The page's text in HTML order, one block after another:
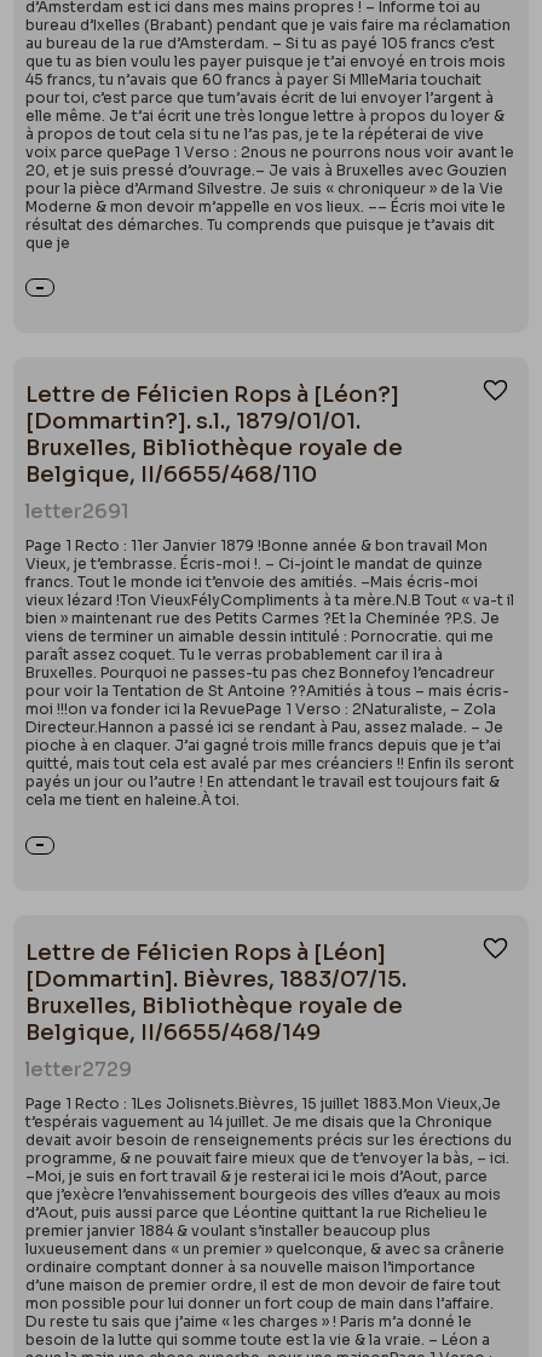
d’Amsterdam est ici dans mes mains propres ! – Informe toi au
bureau d’Ixelles (Brabant) pendant que je vais faire ma réclamation
au bureau de la rue d’Amsterdam. – Si tu as payé 105 francs c’est
que tu as bien voulu les payer puisque je t’ai envoyé en trois mois
45 francs, tu n’avais que 60 francs à payer Si MlleMaria touchait
pour toi, c’est parce que tum’avais écrit de lui envoyer l’argent à
elle même. Je t’ai écrit une très longue lettre à propos du loyer &
à propos de tout cela si tu ne l’as pas, je te la répéterai de vive
voix parce quePage 1 Verso : 2nous ne pourrons nous voir avant le
20, et je suis pressé d’ouvrage.– Je vais à Bruxelles avec Gouzien
pour la pièce d’Armand Silvestre. Je suis « chroniqueur » de la Vie
Moderne & mon devoir m’appelle en vos lieux. –– Écris moi vite le
résultat des démarches. Tu comprends que puisque je t’avais dit
que je
Lettre de Félicien Rops à [Léon?]
[Dommartin?]. s.l., 1879/01/01.
Bruxelles, Bibliothèque royale de
Belgique, II/6655/468/110
letter2691
Page 1 Recto : 11er Janvier 1879 !Bonne année & bon travail Mon
Vieux, je t’embrasse. Écris-moi !. – Ci-joint le mandat de quinze
francs. Tout le monde ici t’envoie des amitiés. –Mais écris-moi
vieux lézard !Ton VieuxFélyCompliments à ta mère.N.B Tout « va-t il
bien » maintenant rue des Petits Carmes ?Et la Cheminée ?P.S. Je
viens de terminer un aimable dessin intitulé : Pornocratie. qui me
paraît assez coquet. Tu le verras probablement car il ira à
Bruxelles. Pourquoi ne passes-tu pas chez Bonnefoy l’encadreur
pour voir la Tentation de St Antoine ??Amitiés à tous – mais écris-
moi !!!on va fonder ici la RevuePage 1 Verso : 2Naturaliste, – Zola
Directeur.Hannon a passé ici se rendant à Pau, assez malade. – Je
pioche à en claquer. J’ai gagné trois mille francs depuis que je t’ai
quitté, mais tout cela est avalé par mes créanciers !! Enfin ils seront
payés un jour ou l’autre ! En attendant le travail est toujours fait &
cela me tient en haleine.À toi.
Lettre de Félicien Rops à [Léon]
[Dommartin]. Bièvres, 1883/07/15.
Bruxelles, Bibliothèque royale de
Belgique, II/6655/468/149
letter2729
Page 1 Recto : 1Les Jolisnets.Bièvres, 15 juillet 1883.Mon Vieux,Je
t’espérais vaguement au 14 juillet. Je me disais que la Chronique
devait avoir besoin de renseignements précis sur les érections du
programme, & ne pouvait faire mieux que de t’envoyer la bàs, – ici.
–Moi, je suis en fort travail & je resterai ici le mois d’Aout, parce
que j’exècre l’envahissement bourgeois des villes d’eaux au mois
d’Aout, puis aussi parce que Léontine quittant la rue Richelieu le
premier janvier 1884 & voulant s’installer beaucoup plus
luxueusement dans « un premier » quelconque, & avec sa crânerie
ordinaire comptant donner à sa nouvelle maison l’importance
d’une maison de premier ordre, il est de mon devoir de faire tout
mon possible pour lui donner un fort coup de main dans l’affaire.
Du reste tu sais que j’aime « les charges » ! Paris m’a donné le
besoin de la lutte qui somme toute est la vie & la vraie. – Léon a